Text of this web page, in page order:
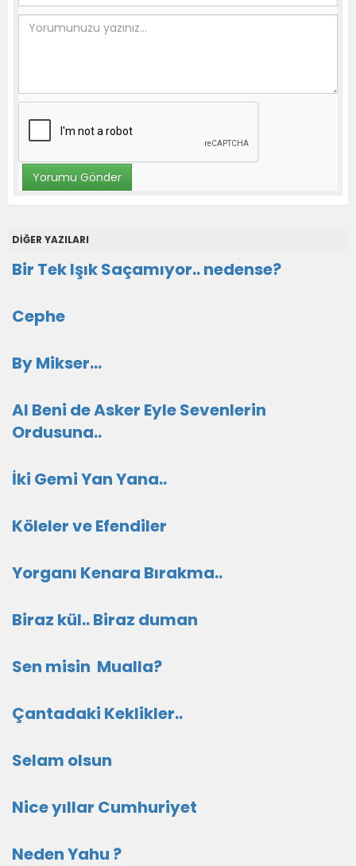
DİĞER YAZILARI
Bir Tek Işık Saçamıyor.. nedense?
Cephe
By Mikser...
Al Beni de Asker Eyle Sevenlerin
Ordusuna..
İki Gemi Yan Yana..
Köleler ve Efendiler
Yorganı Kenara Bırakma..
Biraz kül.. Biraz duman
Sen misin Mualla?
Çantadaki Keklikler..
Selam olsun
Nice yıllar Cumhuriyet
Neden Yahu ?